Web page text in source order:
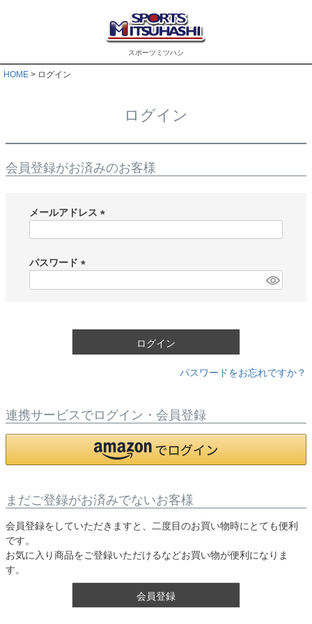
スポーツミツハシ
HOME ログイン
ログイン
会員登録がお済みのお客様
メールアドレス
)
パスワード
ログイン
パスワードをお忘れですか？
連携サービスでログイン・会員登録
まだご登録がお済みでないお客様
会員登録をしていただきますと、二度目のお買い物時にとても便利
です。
お気に入り商品をご登録いただけるなどお買い物が便利になりま
す。
会員登録